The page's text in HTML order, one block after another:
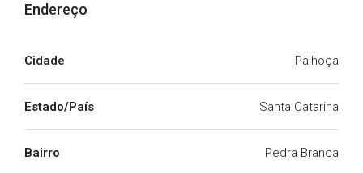
Endereço
Cidade Palhoça
Estado/País Santa Catarina
Bairro Pedra Branca